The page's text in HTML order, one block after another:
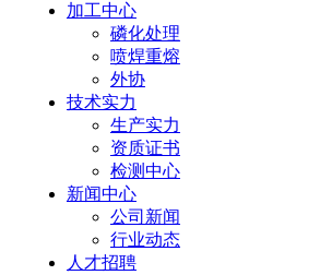
加工中心
磷化处理
喷焊重熔
外协
技术实力
生产实力
资质证书
检测中心
新闻中心
公司新闻
行业动态
人才招聘